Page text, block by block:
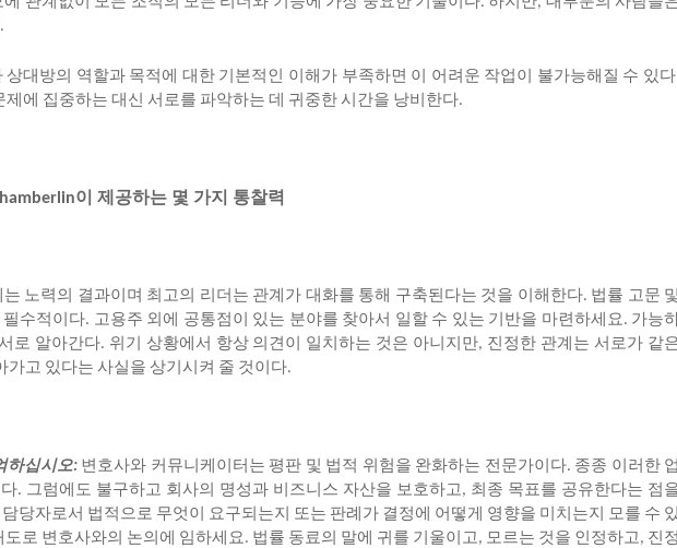
.
상대방의 역할과 목적에 대한 기본적인 이해가 부족하면 이 어려운 작업이 불가능해질 수 있다
제에 집중하는 대신 서로를 파악하는 데 귀중한 시간을 낭비한다.
이 제공하는 몇 가지 통찰력
는 노력의 결과이며 최고의 리더는 관계가 대화를 통해 구축된다는 것을 이해한다. 법률 고문 및
필수적이다. 고용주 외에 공통점이 있는 분야를 찾아서 일할 수 있는 기반을 마련하세요 . 가능
서로 알아간다. 위기 상황에서 항상 의견이 일치하는 것은 아니지만, 진정한 관계는 서로가 같
가고 있다는 사실을 상기시켜 줄 것이다.
하십시오: 변호사와 커뮤니케이터는 평판 및 법적 위험을 완화하는 전문가이다. 종종 이러한 업
. 그럼에도 불구하고 회사의 명성과 비즈니스 자산을 보호하고 , 최종 목표를 공유한다는 점
담당자로서 법적으로 무엇이 요구되는지 또는 판례가 결정에 어떻게 영향을 미치는지 모를 수 있
도로 변호사와의 논의에 임하세요 . 법률 동료의 말에 귀를 기울이고 , 모르는 것을 인정하고 , 진정